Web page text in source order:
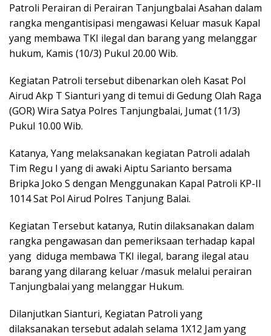
Patroli Perairan di Perairan Tanjungbalai Asahan dalam
rangka mengantisipasi mengawasi Keluar masuk Kapal
yang membawa TKI ilegal dan barang yang melanggar
hukum, Kamis (10/3) Pukul 20.00 Wib.
Kegiatan Patroli tersebut dibenarkan oleh Kasat Pol
Airud Akp T Sianturi yang di temui di Gedung Olah Raga
(GOR) Wira Satya Polres Tanjungbalai, Jumat (11/3)
Pukul 10.00 Wib.
Katanya, Yang melaksanakan kegiatan Patroli adalah
Tim Regu I yang di awaki Aiptu Sarianto bersama
Bripka Joko S dengan Menggunakan Kapal Patroli KP-II
1014 Sat Pol Airud Polres Tanjung Balai.
Kegiatan Tersebut katanya, Rutin dilaksanakan dalam
rangka pengawasan dan pemeriksaan terhadap kapal
yang diduga membawa TKI ilegal, barang ilegal atau
barang yang dilarang keluar /masuk melalui perairan
Tanjungbalai yang melanggar Hukum.
Dilanjutkan Sianturi, Kegiatan Patroli yang
dilaksanakan tersebut adalah selama 1X12 Jam yang